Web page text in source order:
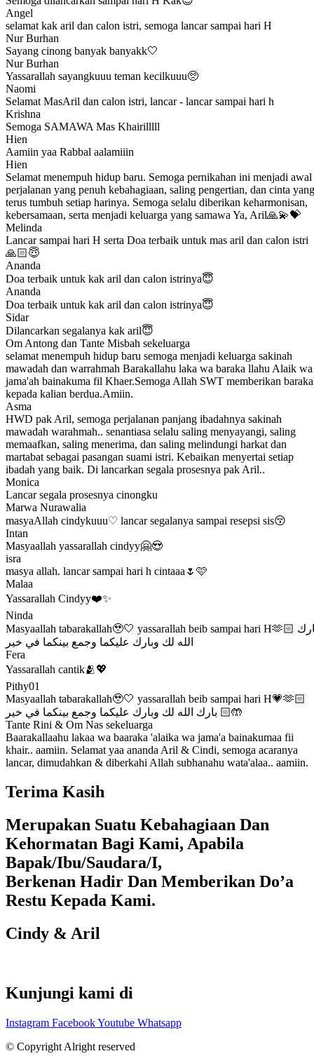
Angel
selamat kak aril dan calon istri, semoga lancar sampai hari H
Nur Burhan
Sayang cinong banyak banyakk🤍
Nur Burhan
Yassarallah sayangkuuu teman kecilkuuu🥺
Naomi
Selamat MasAril dan calon istri, lancar - lancar sampai hari h
Krishna
Semoga SAMAWA Mas Khairilllll
Hien
Aamiin yaa Rabbal aalamiiin
Hien
Selamat menempuh hidup baru. Semoga pernikahan ini menjadi awal
perjalanan yang penuh kebahagiaan, saling pengertian, dan cinta yang
terus tumbuh setiap harinya. Semoga selalu diberikan keharmonisan,
kebersamaan, serta menjadi keluarga yang samawa Ya, Aril🙏💫💝
Melinda
Lancar sampai hari H serta Doa terbaik untuk mas aril dan calon istri
🙏🏻😇
Ananda
Doa terbaik untuk kak aril dan calon istrinya😇
Ananda
Doa terbaik untuk kak aril dan calon istrinya😇
Sidar
Dilancarkan segalanya kak aril😇
Om Antong dan Tante Misbah sekeluarga
selamat menempuh hidup baru semoga menjadi keluarga sakinah
mawadah dan warrahmah Barakallahu laka wa baraka llahu Alaik wa
jama'ah bainakuma fil Khaer.Semoga Allah SWT memberikan
kepada kalian berdua.Amiin.
Asma
HWD pak Aril, semoga perjalanan panjang ibadahnya sakinah
mawadah warahmah.. senantiasa selalu saling menyayangi, saling
memaafkan, saling menerima, dan saling melindungi harkat dan
martabat sebagai pasangan suami istri. Kebaikan menyertai setiap
ibadah yang baik. Di lancarkan segala prosesnya pak Aril..
Monica
Lancar segala prosesnya cinongku
Marwa Nurawalia
masyaAllah cindykuuu♡ lancar segalanya sampai resepsi sis😚
Intan
Masyaallah yassarallah cindyy🤗😍
isra
masya allah. lancar sampai hari h cintaaa🌷🩷
Malaa
Yassarallah Cindyy❤️✨
Ninda
Masyaallah tabarakallah🥹🤍 yassarallah beib sampai hari H🫶🏻 بارك
الله لك وبارك عليكما وجمع بينكما في خير
Fera
Yassarallah cantik🫂💖
Pithy01
Masyaallah tabarakallah🥹🤍 yassarallah beib sampai hari H💗🫶🏻
بارك الله لك وبارك عليكما وجمع بينكما في خير 🤲🏻
Tante Rini & Om Nas sekeluarga
Baarakallaahu lakaa wa baaraka 'alaika wa jama'a bainakumaa fii
khair.. aamiin. Selamat yaa ananda Aril & Cindi, semoga acaranya
lancar, dimudahkan & diberkahi Allah subhanahu wata'alaa.. aamiin.
Terima Kasih
Merupakan Suatu Kebahagiaan Dan
Kehormatan Bagi Kami, Apabila
Bapak/Ibu/Saudara/I,
Berkenan Hadir Dan Memberikan Do’a
Restu Kepada Kami.
Cindy & Aril
Kunjungi kami di
Instagram FacebookYoutube Whatsapp
© Copyright Alright reserved